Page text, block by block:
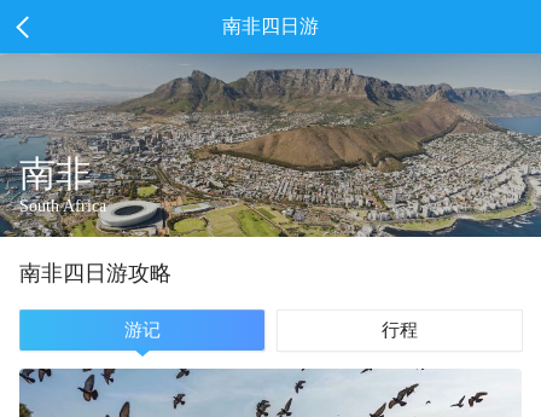
南非四日游
南非
South Africa
南非四 日游攻略
游记 行程